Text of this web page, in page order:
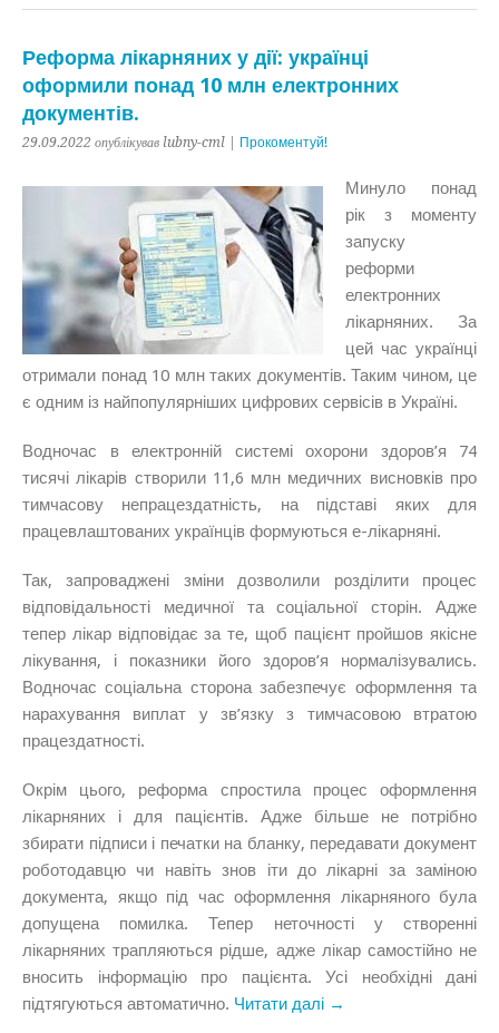
Реформа лікарняних у дії: українці
оформили понад 10 млн електронних
документів.
29.09.2022 опублікував lubny-cml | Прокоментуй!
Минуло понад
рік з моменту
запуску
реформи
електронних
лікарняних. За
цей час українці
отримали понад 10 млн таких документів. Таким чином, це
є одним із найпопулярніших цифрових сервісів в Україні.
Водночас в електронній системі охорони здоров’я 74
тисячі лікарів створили 11,6 млн медичних висновків про
тимчасову непрацездатність, на підставі яких для
працевлаштованих українців формуються е-лікарняні.
Так, запроваджені зміни дозволили розділити процес
відповідальності медичної та соціальної сторін. Адже
тепер лікар відповідає за те, щоб пацієнт пройшов якісне
лікування, і показники його здоров’я нормалізувались.
Водночас соціальна сторона забезпечує оформлення та
нарахування виплат у зв’язку з тимчасовою втратою
працездатності.
Окрім цього, реформа спростила процес оформлення
лікарняних і для пацієнтів. Адже більше не потрібно
збирати підписи і печатки на бланку, передавати документ
роботодавцю чи навіть знов іти до лікарні за заміною
документа, якщо під час оформлення лікарняного була
допущена помилка. Тепер неточності у створенні
лікарняних трапляються рідше, адже лікар самостійно не
вносить інформацію про пацієнта. Усі необхідні дані
підтягуються автоматично. Читати далі →